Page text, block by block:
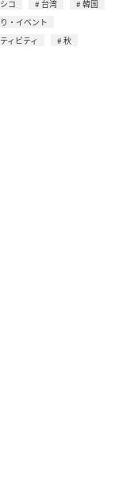
コ
台湾
韓国
・イベント
ィビティ
秋